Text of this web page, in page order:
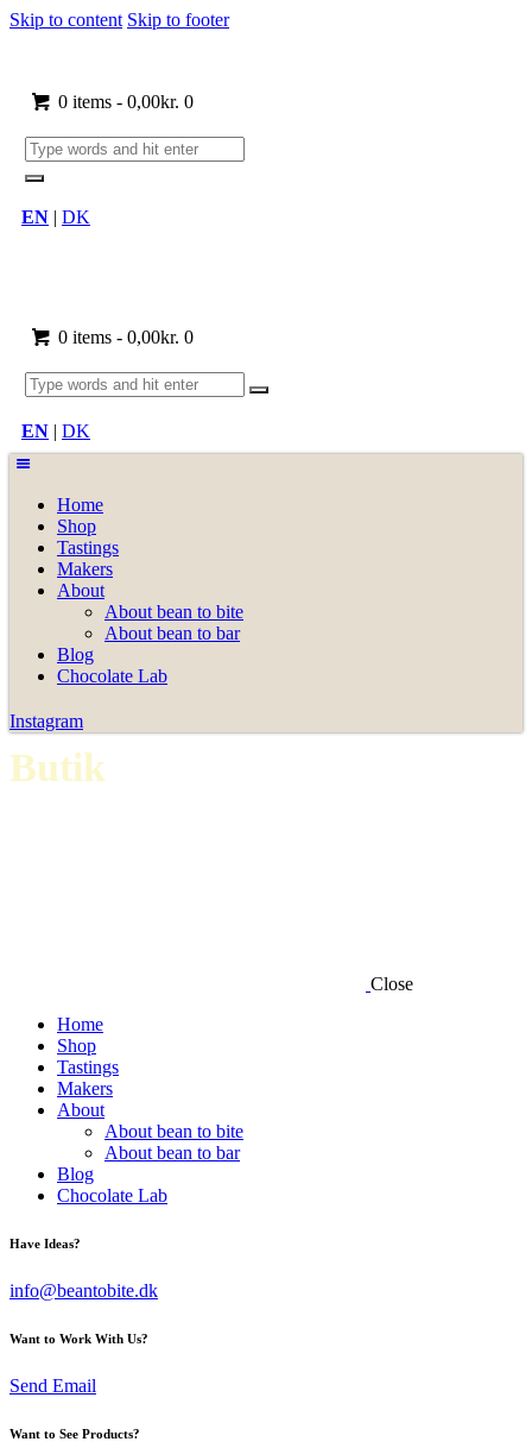
Skip to content Skip to footer
0 items -0,00kr. 0
EN | DK
0 items -0,00kr. 0
EN | DK
Home
Shop
Tastings
Makers
About
About bean to bite
About bean to bar
Blog
Chocolate Lab
Instagram
Butik
Close
Home
Shop
Tastings
Makers
About
About bean to bite
About bean to bar
Blog
Chocolate Lab
Have Ideas?
info@beantobite.dk
Want to Work With Us?
Send Email
Want to See Products?